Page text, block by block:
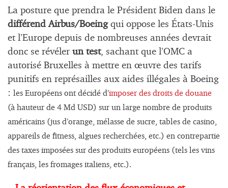
La posture que prendra le Président Biden dans le
différend Airbus/Boeingqui oppose les États-Unis
et l’Europe depuis de nombreuses années devrait
donc se révéler un test, sachant que l’OMC a
autorisé Bruxelles à mettre en œuvre des tarifs
punitifs en représailles aux aides illégales à Boeing
:
les Européens ont décidé d’imposer des droits de douane
(à hauteur de 4 Md USD) sur un large nombre de produits
américains (jus d’orange, mélasse de sucre, tables de casino,
appareils de fitness, algues recherchées, etc.) en contrepartie
des taxes imposées sur des produits européens (tels les vins
français, les fromages italiens, etc.).